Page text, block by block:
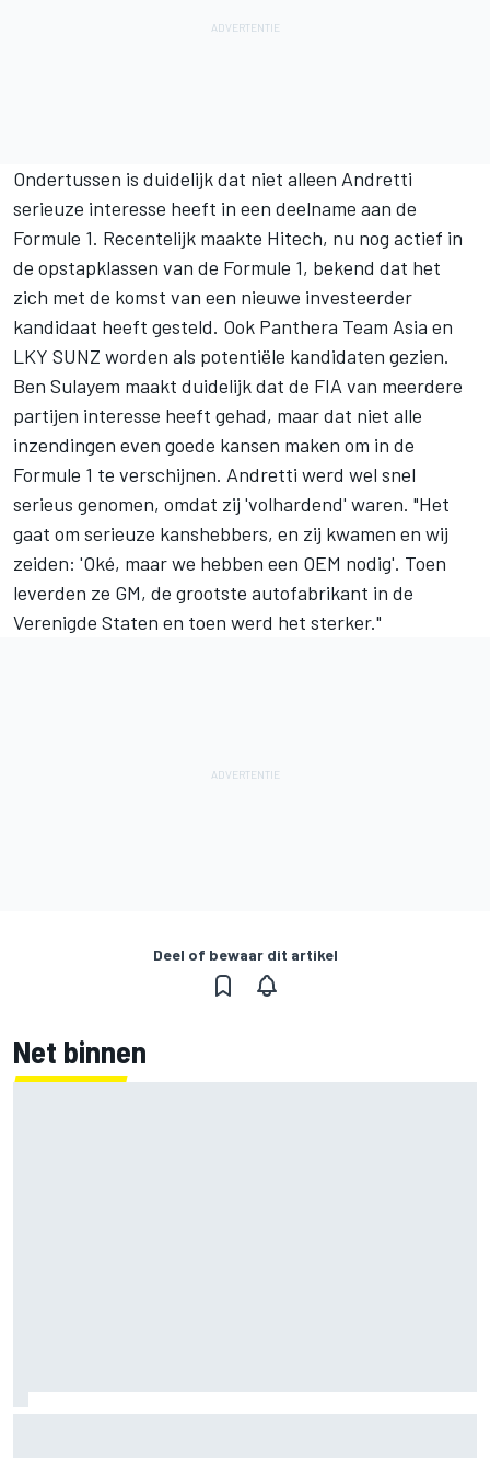
Ondertussen is duidelijk dat niet alleen Andretti
serieuze interesse heeft in een deelname aan de
Formule 1. Recentelijk maakte Hitech, nu nog actief in
de opstapklassen van de Formule 1, bekend dat het
zich met de komst van een nieuwe investeerder
kandidaat heeft gesteld. Ook Panthera Team Asia en
LKY SUNZ worden als potentiële kandidaten gezien.
Ben Sulayem maakt duidelijk dat de FIA van meerdere
partijen interesse heeft gehad, maar dat niet alle
inzendingen even goede kansen maken om in de
Formule 1 te verschijnen. Andretti werd wel snel
serieus genomen, omdat zij 'volhardend' waren. "Het
gaat om serieuze kanshebbers, en zij kwamen en wij
zeiden: 'Oké, maar we hebben een OEM nodig'. Toen
leverden ze GM, de grootste autofabrikant in de
Verenigde Staten en toen werd het sterker."
Deel of bewaar dit artikel
Net binnen